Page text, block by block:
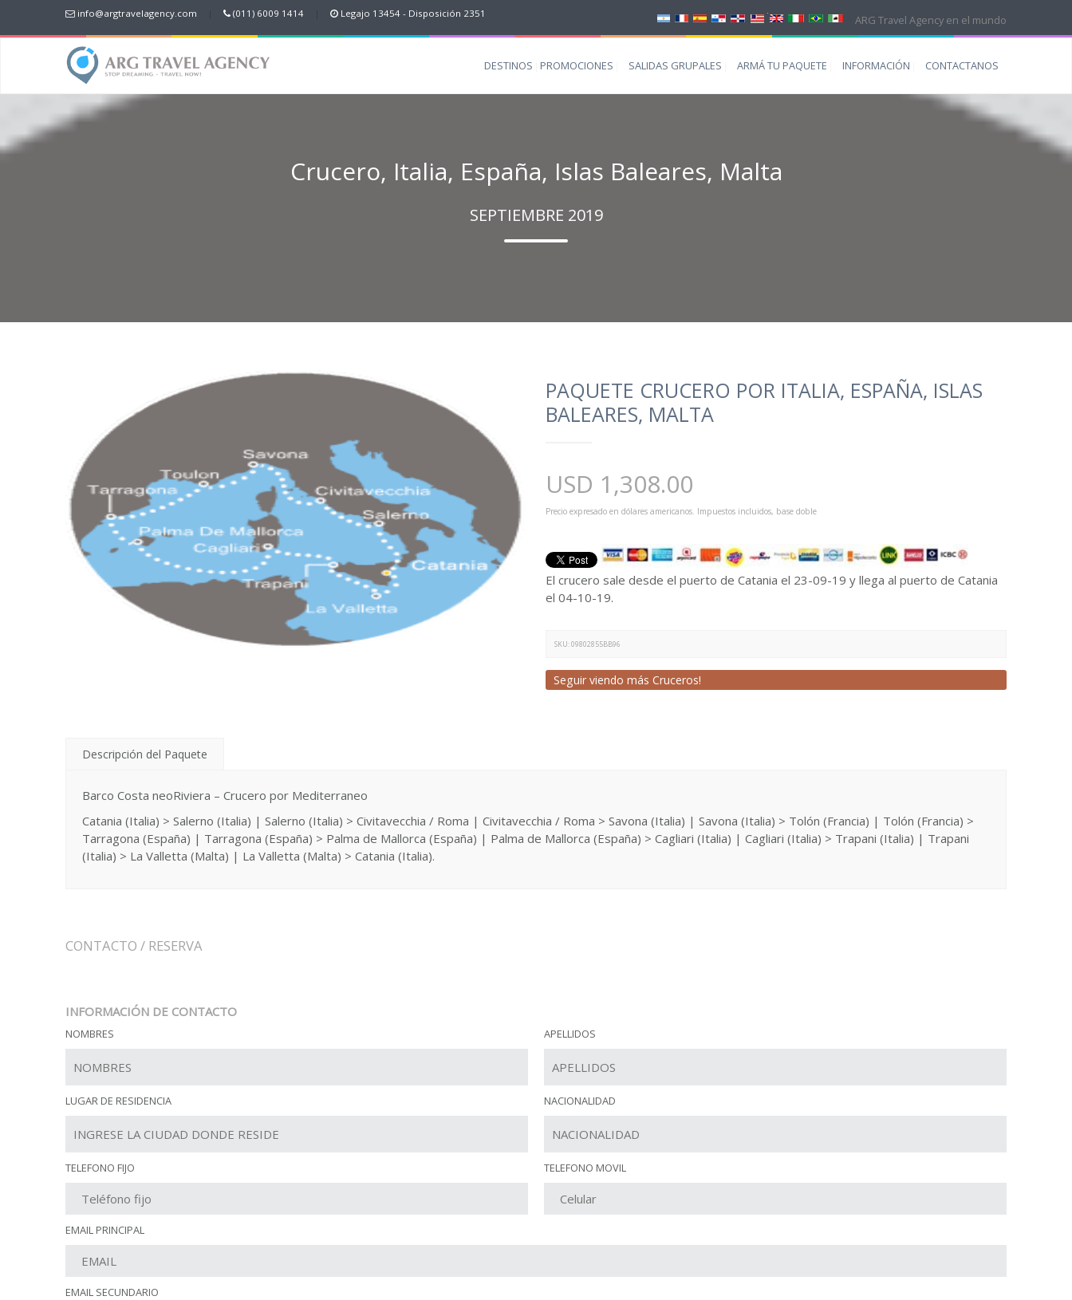
info@argtravelagency.com (011) 6009 1414 Legajo 13454 - Disposición 2351 ARG Travel Agency en el mundo
DESTINOS PROMOCIONES SALIDAS GRUPALES ARMÁ TU PAQUETE INFORMACIÓN CONTACTANOS
Crucero, Italia, España, Islas Baleares, Malta
SEPTIEMBRE 2019
PAQUETE CRUCERO POR ITALIA, ESPAÑA, ISLAS
BALEARES, MALTA
USD 1,308.00
Precio expresado en dólares americanos. Impuestos incluidos, base doble
El crucero sale desde el puerto de Catania el 23-09-19 y llega al puerto de Catania
el 04-10-19.
SKU:09802855BB96
Seguir viendo más Cruceros!
Descripción del Paquete
Barco Costa neoRiviera – Crucero por Mediterraneo
Catania (Italia) > Salerno (Italia) | Salerno (Italia) > Civitavecchia / Roma | Civitavecchia / Roma > Savona (Italia) | Savona (Italia) > Tolón (Francia) | Tolón (Francia) >
Tarragona (España) | Tarragona (España) > Palma de Mallorca (España) | Palma de Mallorca (España) > Cagliari (Italia) | Cagliari (Italia) > Trapani (Italia) | Trapani
(Italia) > La Valletta (Malta) | La Valletta (Malta) > Catania (Italia).
CONTACTO / RESERVA
INFORMACIÓN DE CONTACTO
NOMBRES APELLIDOS
LUGAR DE RESIDENCIA NACIONALIDAD
TELEFONO FIJO TELEFONO MOVIL
EMAIL PRINCIPAL
EMAIL SECUNDARIO